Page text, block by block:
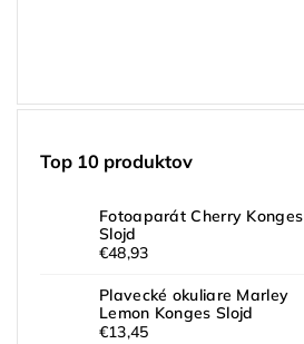
Top 10 produktov
Fotoaparát Cherry Konges
Slojd
€48,93
Plavecké okuliare Marley
Lemon Konges Slojd
€13,45